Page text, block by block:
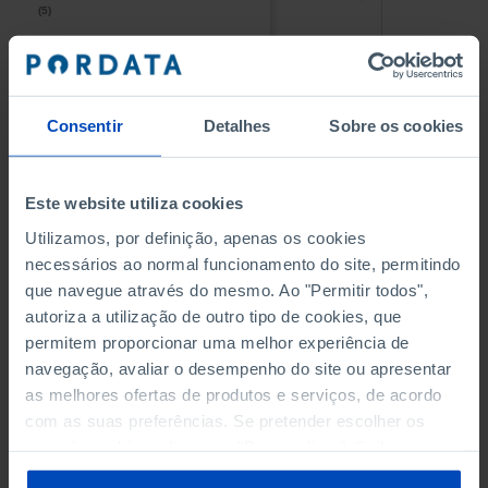
Consentir Detalhes Sobre os cookies
Este website utiliza cookies
Utilizamos, por definição, apenas os cookies
necessários ao normal funcionamento do site, permitindo
que navegue através do mesmo. Ao "Permitir todos",
autoriza a utilização de outro tipo de cookies, que
permitem proporcionar uma melhor experiência de
navegação, avaliar o desempenho do site ou apresentar
as melhores ofertas de produtos e serviços, de acordo
com as suas preferências. Se pretender escolher os
sobre cookies através da gestão de preferências ou da
(5)
(5)
PESSOAL AO SERVIÇO NAS
PESSOAL AO SERVIÇO NAS
DO MUNICÍPIO (%)
Empresas não financeiras
DO MUNICÍPIO (%)
Empresas não financeiras
VOLUME DE NEGÓCIOS DAS
QUATRO MAIORES EMPRESAS
DO MUNICÍPIO (%)
VOLUME DE NEGÓCIOS DAS
QUATRO MAIORES EMPRESAS
DO MUNICÍPIO (%)
-
BANCOS, CAIXAS ECONÓMICAS
BANCOS, CAIXAS ECONÓMICAS
CAIXAS DE CRÉDITO AGRÍCOLA
CAIXAS DE CRÉDITO AGRÍCOLA